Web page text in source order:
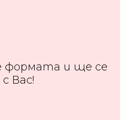
формата и ще се
Вас!